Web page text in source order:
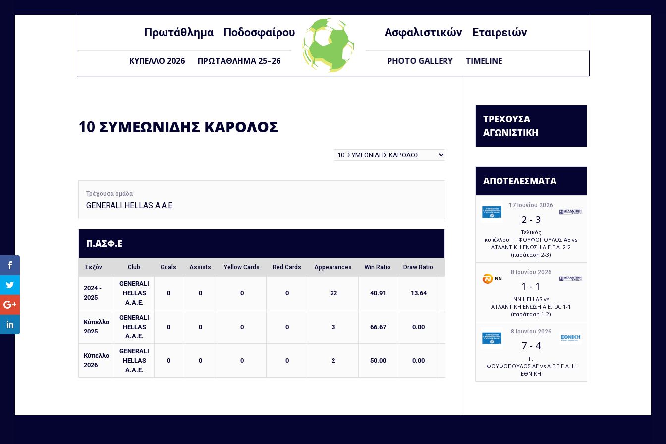
Πρωτάθλημα Ποδοσφαίρου Ασφαλιστικών Εταιρειών
ΚΥΠΕΛΛΟ 2026 ΠΡΩΤΑΘΛΗΜΑ 25–26 PHOTO GALLERY TIMELINE
10 ΣΥΜΕΩΝΙΔΗΣ ΚΑΡΟΛΟΣ
Τρέχουσα ομάδα
GENERALI HELLAS A.A.E.
Π.ΑΣΦ.Ε
Σεζόν Club Goals Assists Yellow Cards Red Cards Appearances Win Ratio Draw Ratio
2024 -
2025
GENERALI
HELLAS
A.A.E.
0 0 0 0 22 40.91 13.64
Κύπελλο
2025
GENERALI
HELLAS
A.A.E.
0 0 0 0 3 66.67 0.00
Κύπελλο
2026
GENERALI
HELLAS
A.A.E.
0 0 0 0 2 50.00 0.00
ΤΡΕΧΟΥΣΑ
ΑΓΩΝΙΣΤΙΚΗ
ΑΠΟΤΕΛΕΣΜΑΤΑ
17 Ιουνίου 2026
2 - 3
Τελικός
κυπέλλου: Γ. ΦΟΥΦΟΠΟΥΛΟΣ ΑΕ vs
ΑΤΛΑΝΤΙΚΗ ΕΝΩΣΗ Α.Ε.Γ.Α. 2-2
(παράταση 2-3)
8 Ιουνίου 2026
1 - 1
NN HELLAS vs
ΑΤΛΑΝΤΙΚΗ ΕΝΩΣΗ Α.Ε.Γ.Α. 1-1
(παράταση 1-2)
8 Ιουνίου 2026
7 - 4
Γ.
ΦΟΥΦΟΠΟΥΛΟΣ ΑΕ vs Α.Ε.Ε.Γ.Α. Η
ΕΘΝΙΚΗ